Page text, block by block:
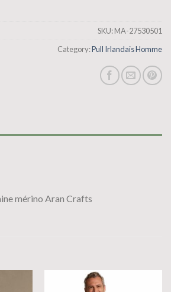
SKU:MA-27530501
Category:Pull Irlandais Homme
mérino Aran Crafts